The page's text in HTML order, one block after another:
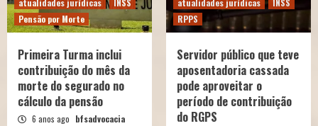
atualidades jurídicas
INSS
Pensão por Morte
Primeira Turma inclui
contribuição do mês da
morte do segurado no
cálculo da pensão
6 anos ago bfsadvocacia
atualidades jurídicas
INSS
RPPS
Servidor público que teve
aposentadoria cassada
pode aproveitar o
período de contribuição
do RGPS